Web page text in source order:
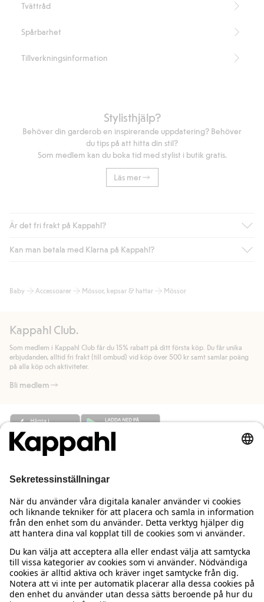
Tvättråd
Spårbarhet
Tillverkningsinformation
Stylisthjälp?
Behöver din garderob en inspirerande uppdatering? Behöver
du tips på att hitta din stil?
Som medlem kan du boka tid med stylist i butik gratis.
Läs mer
Är det fri frakt på Kappahl?
Är du medlem i Kappahl Club har du alltid gratis frakt till butik
automatik efter du loggat in och identifierats som medlem.
handlar för.
Läs mer
Kan man betala med Klarna på Kappahl?
bland annat faktura och swish men även andra betalningssätt.
allmänna villkor.
Läs mer
Baby Accessoarer Mössor, kepsar & hattar Mössor
Kappahl Club.
Som medlem i Kappahl Club får du 15% rabatt på ditt första köp. Du får unika
erbjudanden, alltid fri frakt (till ombud) vid köp över 500 kr samt samlar poäng
på alla köp och aktiviteter.
Bli medlem
Behöver du hjälp?
Kundservice
Vanliga frågor
Beställning & retur
Kappahl Club
Logga in
Kappahl Club
Om oss
Om Kappahl Group
Villkor & policy